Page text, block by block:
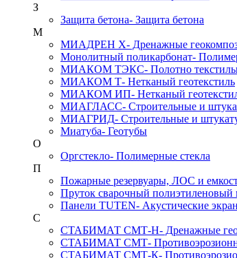
З
Защита бетона- Защита бетона
М
МИАДРЕН Х- Дренажные
Монолитный поликарбонат-
МИАКОМ ТЭКС- Полотно
МИАКОМ Т- Нетканый геотекстиль
МИАКОМ ИП- Нетканый
МИАГЛАСС- Строительные и
МИАГРИД- Строительные и
Миатуба- Геотубы
О
Оргстекло- Полимерные стекла
П
Пожарные резервуары, ЛОС и
Пруток сварочный
Панели TUTEN- Акустические
С
СТАБИМАТ СМТ-Н- Дренажные
СТАБИМАТ СМТ-
СТАБИМАТ СМТ-К-